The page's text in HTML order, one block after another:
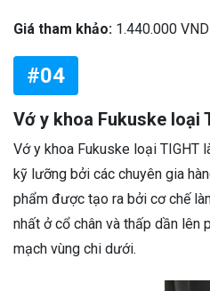
Giá tham khảo: 1.440.000 VND
#04
Vớ y khoa Fukuske loại
Vớ y khoa Fukuske loại TIGHT
kỹ lưỡng bởi các chuyên gia
phẩm được tạo ra bởi cơ chế
nhất ở cổ chân và thấp dần lên
mạch vùng chi dưới.